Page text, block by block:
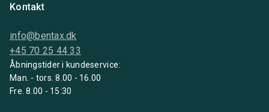
Kontakt
info@bentax.dk
+45 70 25 44 33
Åbningstider i kundeservice:
Man. - tors. 8.00 - 16.00
Fre. 8.00 - 15:30